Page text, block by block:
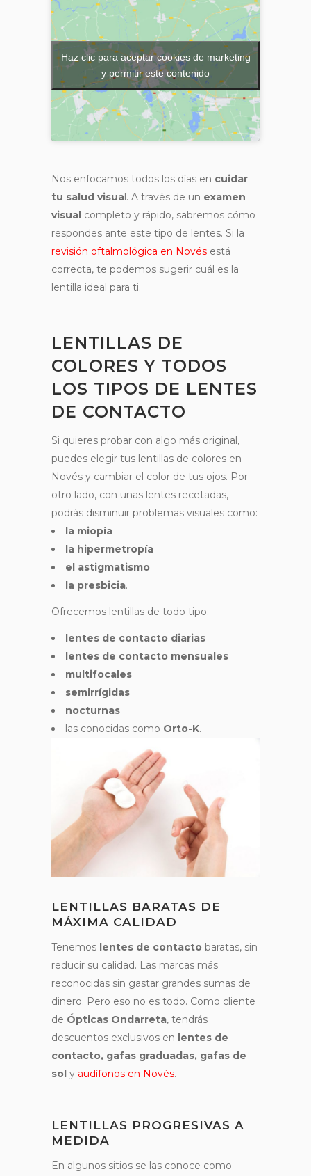
Haz clic para aceptar cookies de marketing
y permitir este contenido
Nos enfocamos todos los días en cuidar
tu salud visual. A través de un examen
visual completo y rápido, sabremos cómo
respondes ante este tipo de lentes. Si la
revisión oftalmológica en Novés está
correcta, te podemos sugerir cuál es la
lentilla ideal para ti.
LENTILLAS DE
COLORES Y TODOS
LOS TIPOS DE LENTES
DE CONTACTO
Si quieres probar con algo más original,
puedes elegir tus lentillas de colores en
Novés y cambiar el color de tus ojos. Por
otro lado, con unas lentes recetadas,
podrás disminuir problemas visuales como:
la miopía
la hipermetropía
el astigmatismo
la presbicia.
Ofrecemos lentillas de todo tipo:
lentes de contacto diarias
lentes de contacto mensuales
multifocales
semirrígidas
nocturnas
las conocidas como Orto-K.
LENTILLAS BARATAS DE
MÁXIMA CALIDAD
Tenemos lentes de contacto baratas, sin
reducir su calidad. Las marcas más
reconocidas sin gastar grandes sumas de
dinero. Pero eso no es todo. Como cliente
de Ópticas Ondarreta, tendrás
descuentos exclusivos en lentes de
contacto, gafas graduadas, gafas de
sol y audífonos en Novés.
LENTILLAS PROGRESIVAS A
MEDIDA
En algunos sitios se las conoce como